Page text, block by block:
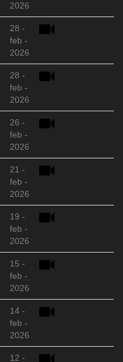
2026
28 -
feb -
2026
28 -
feb -
2026
26 -
feb -
2026
21 -
feb -
2026
19 -
feb -
2026
15 -
feb -
2026
14 -
feb -
2026
12 -